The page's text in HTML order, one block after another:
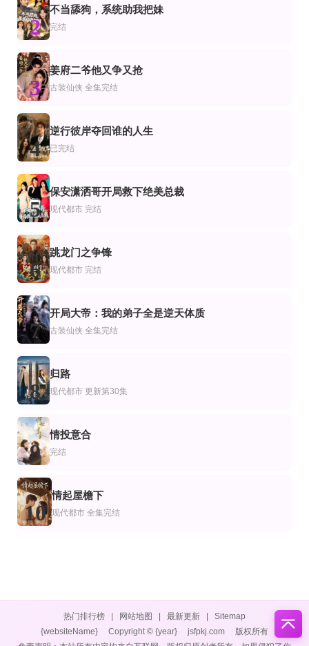
全100集
萧爷娇妻是大佬
全集
冬眠苏醒时
全集完结
旧梦兽人
奉旨成婚，夫君他又乖又扛打
双姝退婚后，将军少师全破产了
第61集完结
都市惊龙$枭龙
全集完结
宫墙深：双姝谋
全集完结
被缠上了，穿成男主的作精前女友！第一季
全集完结
读心魔王后我成他身边红人
王煜可晴,赵子络
完结
完结
汤震,钧霖
全集完结
马钰琪,夏千熠
2
不当舔狗，系统助我把妹
完结
3
姜府二爷他又争又抢
古装仙侠 全集完结
4
逆行彼岸夺回谁的人生
已完结
5
保安潇洒哥开局救下绝美总裁
现代都市 完结
6
跳龙门之争锋
现代都市 完结
7
开局大帝：我的弟子全是逆天体质
古装仙侠 全集完结
8
归路
现代都市 更新第30集
9
情投意合
完结
10
情起屋檐下
现代都市 全集完结
热门排行榜 网站地图 最新更新
Sitemap
{websiteName}
Copyright © {year} jsfpkj.com
版权所有